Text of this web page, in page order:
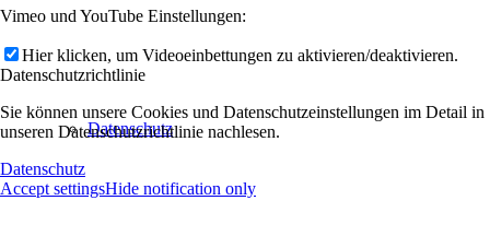
Datenschutz
Vimeo und YouTube Einstellungen:
Hier klicken, um Videoeinbettungen zu aktivieren/deaktivieren.
Datenschutzrichtlinie
Sie können unsere Cookies und Datenschutzeinstellungen im Detail in
unseren Datenschutzrichtlinie nachlesen.
Datenschutz
Accept settingsHide notification only